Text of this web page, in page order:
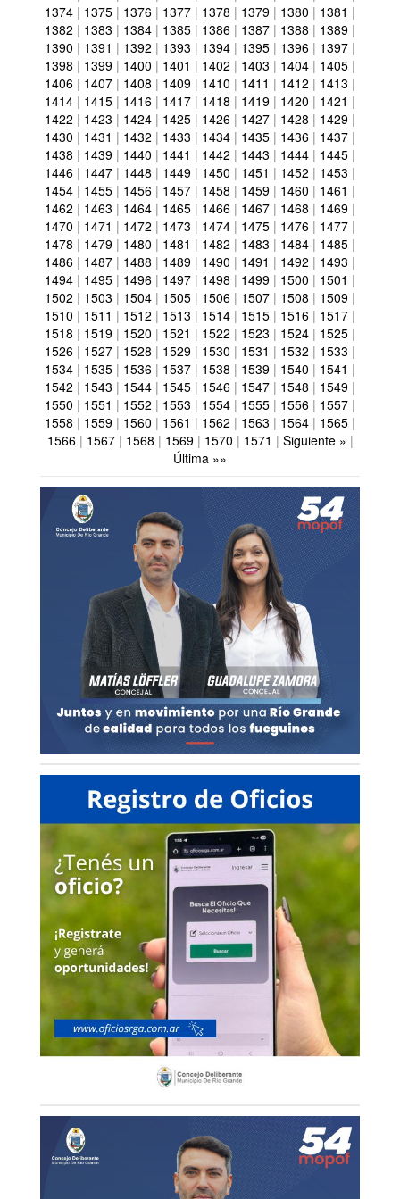
1374 | 1375 | 1376 | 1377 | 1378 | 1379 | 1380 | 1381 |
1382 | 1383 | 1384 | 1385 | 1386 | 1387 | 1388 | 1389 |
1390 | 1391 | 1392 | 1393 | 1394 | 1395 | 1396 | 1397 |
1398 | 1399 | 1400 | 1401 | 1402 | 1403 | 1404 | 1405 |
1406 | 1407 | 1408 | 1409 | 1410 | 1411 | 1412 | 1413 |
1414 | 1415 | 1416 | 1417 | 1418 | 1419 | 1420 | 1421 |
1422 | 1423 | 1424 | 1425 | 1426 | 1427 | 1428 | 1429 |
1430 | 1431 | 1432 | 1433 | 1434 | 1435 | 1436 | 1437 |
1438 | 1439 | 1440 | 1441 | 1442 | 1443 | 1444 | 1445 |
1446 | 1447 | 1448 | 1449 | 1450 | 1451 | 1452 | 1453 |
1454 | 1455 | 1456 | 1457 | 1458 | 1459 | 1460 | 1461 |
1462 | 1463 | 1464 | 1465 | 1466 | 1467 | 1468 | 1469 |
1470 | 1471 | 1472 | 1473 | 1474 | 1475 | 1476 | 1477 |
1478 | 1479 | 1480 | 1481 | 1482 | 1483 | 1484 | 1485 |
1486 | 1487 | 1488 | 1489 | 1490 | 1491 | 1492 | 1493 |
1494 | 1495 | 1496 | 1497 | 1498 | 1499 | 1500 | 1501 |
1502 | 1503 | 1504 | 1505 | 1506 | 1507 | 1508 | 1509 |
1510 | 1511 | 1512 | 1513 | 1514 | 1515 | 1516 | 1517 |
1518 | 1519 | 1520 | 1521 | 1522 | 1523 | 1524 | 1525 |
1526 | 1527 | 1528 | 1529 | 1530 | 1531 | 1532 | 1533 |
1534 | 1535 | 1536 | 1537 | 1538 | 1539 | 1540 | 1541 |
1542 | 1543 | 1544 | 1545 | 1546 | 1547 | 1548 | 1549 |
1550 | 1551 | 1552 | 1553 | 1554 | 1555 | 1556 | 1557 |
1558 | 1559 | 1560 | 1561 | 1562 | 1563 | 1564 | 1565 |
1566| 1567| 1568 | 1569| 1570 | 1571 | Siguiente » |
Última »»